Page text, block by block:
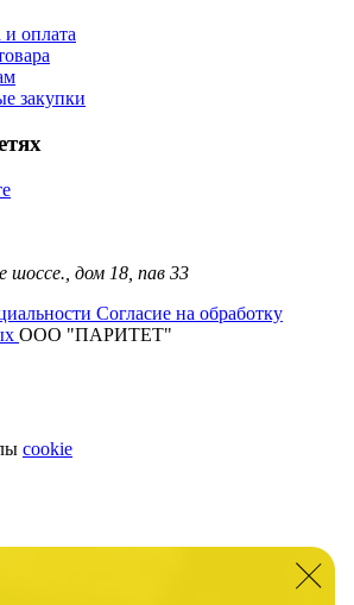
и оплата
закупки
шоссе., дом 18, пав 33
Согласие на обработку
ООО "ПАРИТЕТ"
cookie